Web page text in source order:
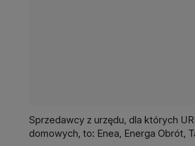
Sprzedawcy z urzędu, dla których
domowych, to: Enea, Energa Obrót,